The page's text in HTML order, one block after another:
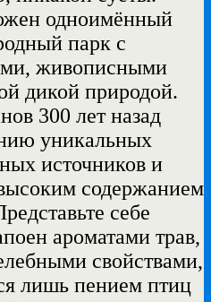
одноимённый
парк с
живописными
дикой природой.
300 лет назад
уникальных
источников и
содержанием
себе
ароматами трав,
свойствами,
лишь пением птиц